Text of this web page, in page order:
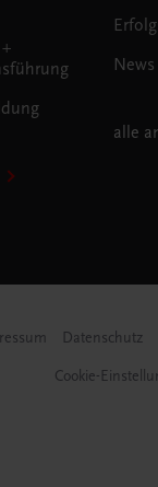
News
alle
Datenschutz
Cookie-